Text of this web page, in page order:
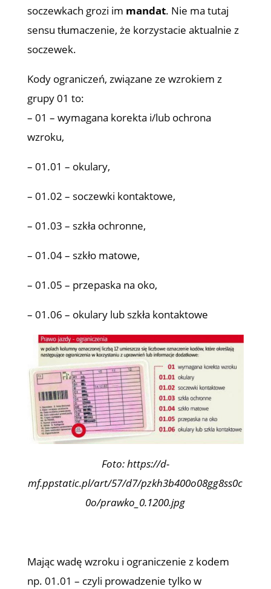
soczewkach grozi im mandat. Nie ma tutaj
sensu tłumaczenie, że korzystacie aktualnie z
soczewek.
Kody ograniczeń, związane ze wzrokiem z
grupy 01 to:
– 01 – wymagana korekta i/lub ochrona
wzroku,
– 01.01 – okulary,
– 01.02 – soczewki kontaktowe,
– 01.03 – szkła ochronne,
– 01.04 – szkło matowe,
– 01.05 – przepaska na oko,
– 01.06 – okulary lub szkła kontaktowe
Foto: https://d-
mf.ppstatic.pl/art/57/d7/pzkh3b400o08gg8ss0c
0o/prawko_0.1200.jpg
Mając wadę wzroku i ograniczenie z kodem
np. 01.01 – czyli prowadzenie tylko w